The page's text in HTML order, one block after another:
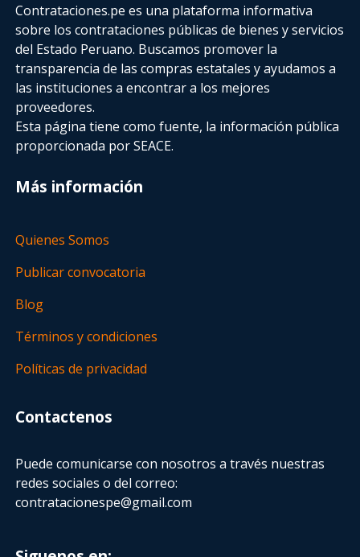
Contrataciones.pe es una plataforma informativa
sobre los contrataciones públicas de bienes y servicios
del Estado Peruano. Buscamos promover la
transparencia de las compras estatalesy ayudamos a
las instituciones a encontrar a los mejores
proveedores.
Esta página tiene como fuente, la información pública
proporcionada por SEACE.
Más información
Quienes Somos
Publicar convocatoria
Blog
Términos y condiciones
Políticas de privacidad
Contactenos
Puede comunicarse con nosotros a través nuestras
redes sociales o del correo:
contratacionespe@gmail.com